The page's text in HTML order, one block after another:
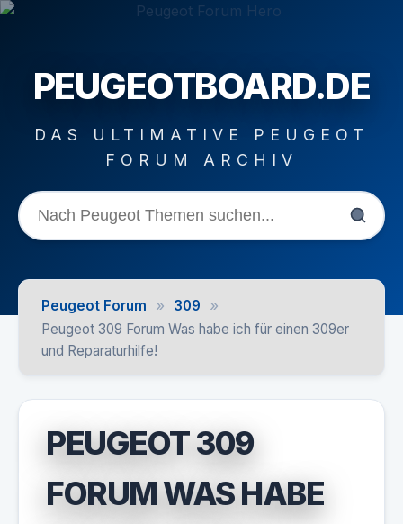
PEUGEOTBOARD.DE
DAS ULTIMATIVE PEUGEOT
FORUM ARCHIV
Peugeot Forum » 309 »
Peugeot 309 Forum Was habe ich für einen 309er
und Reparaturhilfe!
PEUGEOT 309
FORUM WAS HABE